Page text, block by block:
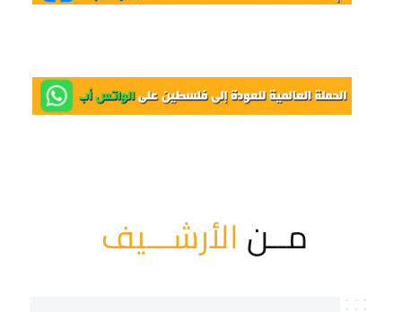
مــنالأرشـــيف